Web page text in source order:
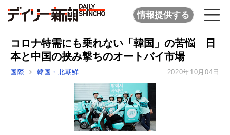
情報提供する
コロナ特需にも乗れない「韓国」の苦悩 日
本と中国の挟み撃ちのオートバイ市場
国際 韓国・北朝鮮 2020年10月04日